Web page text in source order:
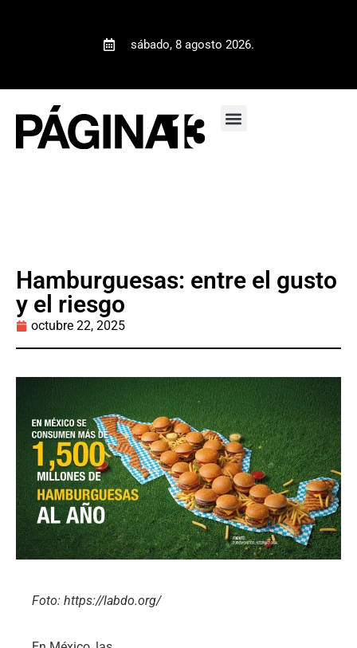
sábado, 8 agosto 2026.
Hamburguesas: entre el gusto
y el riesgo
octubre 22, 2025
Foto: https://labdo.org/